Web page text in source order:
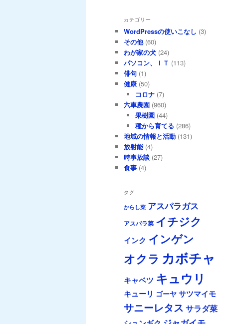
カテゴリー
WordPressの使いこなし (3)
その他(60)
わが家の犬 (24)
パソコン、ＩＴ (113)
俳句 (1)
健康 (50)
コロナ(7)
六車農園 (960)
果樹園(44)
種から育てる (286)
地域の情報と活動 (131)
放射能 (4)
時事放談 (27)
食事 (4)
タグ
からし菜 アスパラガス
アスパラ菜 イチジク
インク インゲン
オクラ カボチャ
キャベツ キュウリ
キューリ ゴーヤ サツマイモ
サニーレタス サラダ菜